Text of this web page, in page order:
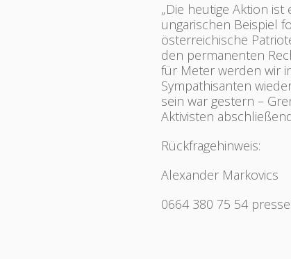
„Die heutige Aktion
ungarischen Beispiel
österreichische
den permanenten
für Meter werden wir
Sympathisanten
sein war gestern –
Aktivisten
Rückfragehinweis:
Alexander Markovics
0664 380 75 54